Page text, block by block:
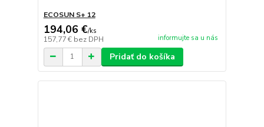
ECOSUN S+ 12
194,06 €/ks
157,77 € bez DPH informujte sa u nás
Pridať do košíka